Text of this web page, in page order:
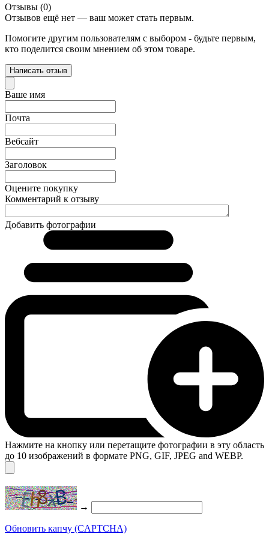
Отзывы (0)
Отзывов ещё нет — ваш может стать первым.
Помогите другим пользователям с выбором - будьте первым,
кто поделится своим мнением об этом товаре.
Написать отзыв
Ваше имя
Почта
Вебсайт
Заголовок
Оцените покупку
Комментарий к отзыву
Добавить фотографии
Нажмите на кнопку или перетащите фотографии в эту область
до 10 изображений в формате PNG, GIF, JPEG and WEBP.
→
Обновить капчу (CAPTCHA)